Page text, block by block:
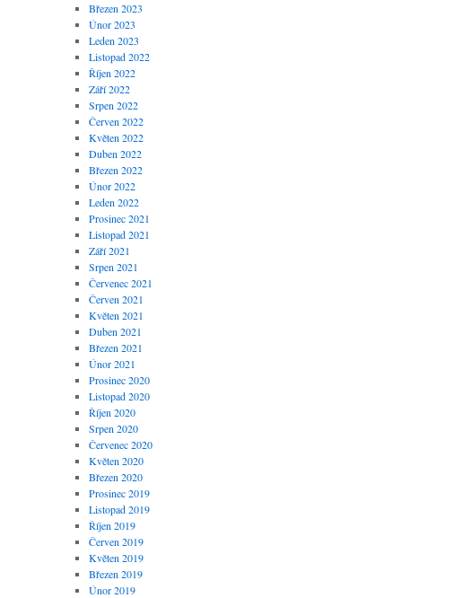
Březen 2023
Únor 2023
Leden 2023
Listopad 2022
Říjen 2022
Září 2022
Srpen 2022
Červen 2022
Květen 2022
Duben 2022
Březen 2022
Únor 2022
Leden 2022
Prosinec 2021
Listopad 2021
Září 2021
Srpen 2021
Červenec 2021
Červen 2021
Květen 2021
Duben 2021
Březen 2021
Únor 2021
Prosinec 2020
Listopad 2020
Říjen 2020
Srpen 2020
Červenec 2020
Květen 2020
Březen 2020
Prosinec 2019
Listopad 2019
Říjen 2019
Červen 2019
Květen 2019
Březen 2019
Únor 2019